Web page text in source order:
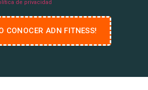
de privacidad
CONOCER ADN FITNESS!